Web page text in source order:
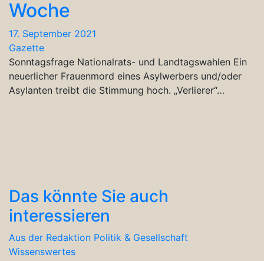
Woche
17. September 2021
Gazette
Sonntagsfrage Nationalrats- und Landtagswahlen Ein
neuerlicher Frauenmord eines Asylwerbers und/oder
Asylanten treibt die Stimmung hoch. „Verlierer“…
Das könnte Sie auch
interessieren
Aus der Redaktion Politik & Gesellschaft
Wissenswertes